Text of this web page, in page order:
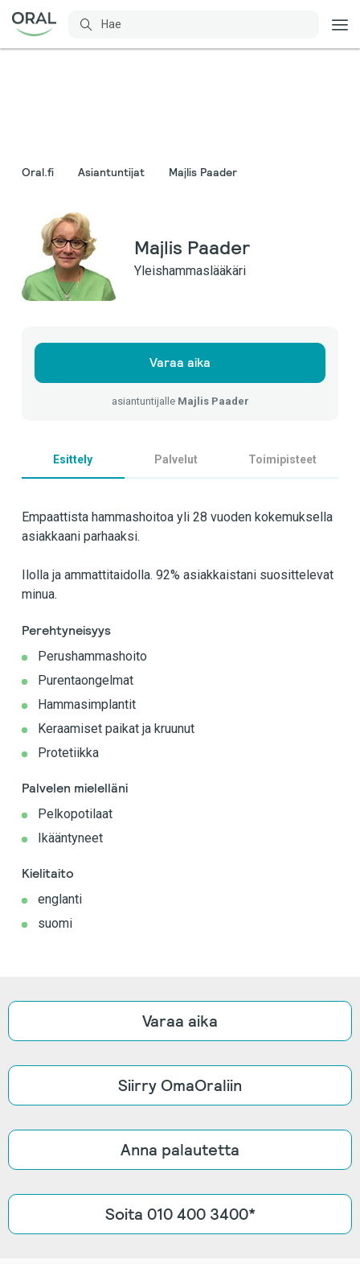
Oral.fi Asiantuntijat Majlis Paader
Majlis Paader
Yleishammaslääkäri
Varaa aika
asiantuntijalle Majlis Paader
Esittely Palvelut Toimipisteet
Empaattista hammashoitoa yli 28 vuoden kokemuksella
asiakkaani parhaaksi.
Ilolla ja ammattitaidolla. 92% asiakkaistani suosittelevat
minua.
Perehtyneisyys
Perushammashoito
Purentaongelmat
Hammasimplantit
Keraamiset paikat ja kruunut
Protetiikka
Palvelen mielelläni
Pelkopotilaat
Ikääntyneet
Kielitaito
englanti
suomi
Varaa aika
Siirry OmaOraliin
Anna palautetta
Soita 010 400 3400*